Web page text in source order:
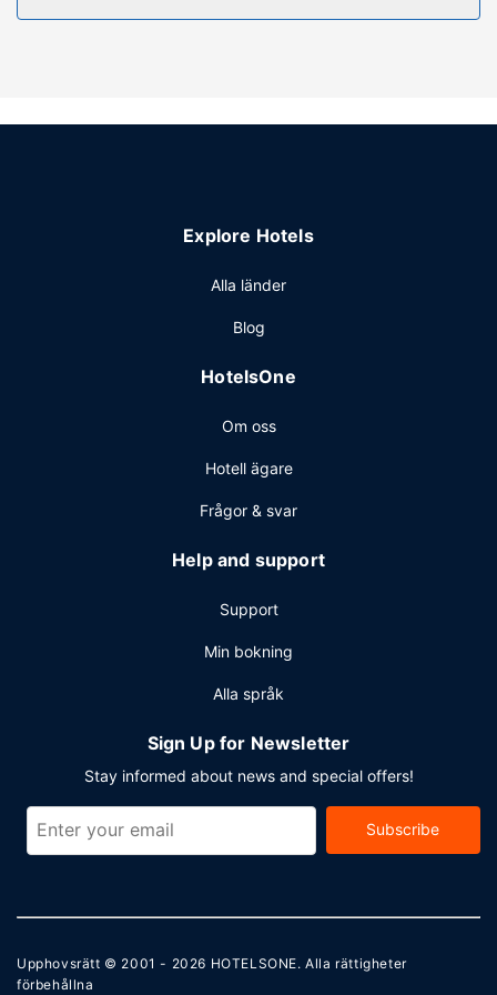
Explore Hotels
Alla länder
Blog
HotelsOne
Om oss
Hotell ägare
Frågor & svar
Help and support
Support
Min bokning
Alla språk
Sign Up for Newsletter
Stay informed about news and special offers!
Subscribe
Upphovsrätt © 2001 - 2026 HOTELSONE. Alla rättigheter
förbehållna